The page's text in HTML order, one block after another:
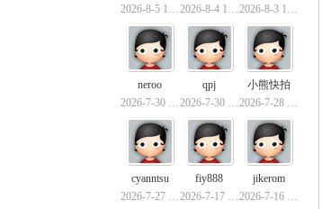
2026-8-5 19:12
2026-8-4 19:35
2026-8-3 16:59
neroo
2026-7-30 18:19
qpj
2026-7-30 17:40
小熊快拍
2026-7-28 00:39
cyanntsu
2026-7-27 17:34
fiy888
2026-7-17 16:53
jikerom
2026-7-16 16:53